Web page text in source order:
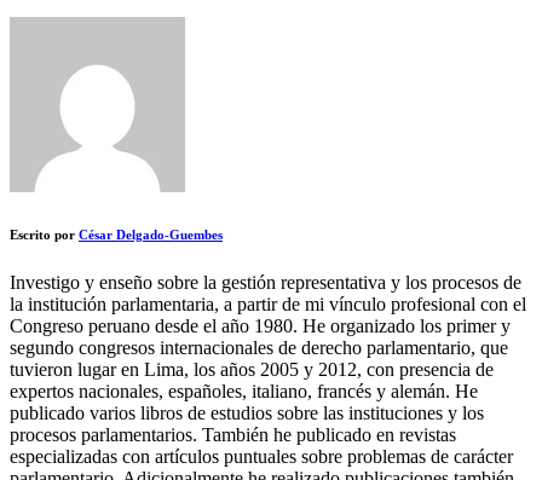
Escrito por César Delgado-Guembes
Investigo y enseño sobre la gestión representativa y los procesos de
la institución parlamentaria, a partir de mi vínculo profesional con el
Congreso peruano desde el año 1980. He organizado los primer y
segundo congresos internacionales de derecho parlamentario, que
tuvieron lugar en Lima, los años 2005 y 2012, con presencia de
expertos nacionales, españoles, italiano, francés y alemán. He
publicado varios libros de estudios sobre las instituciones y los
procesos parlamentarios. También he publicado en revistas
especializadas con artículos puntuales sobre problemas de carácter